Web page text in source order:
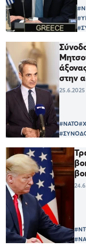
στην
25.6.2025
#ΝΑΤΟ